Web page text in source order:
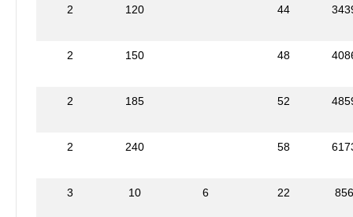
2 120 44
2 150 48
2 185 52
2 240 58
3 10 6 22 856